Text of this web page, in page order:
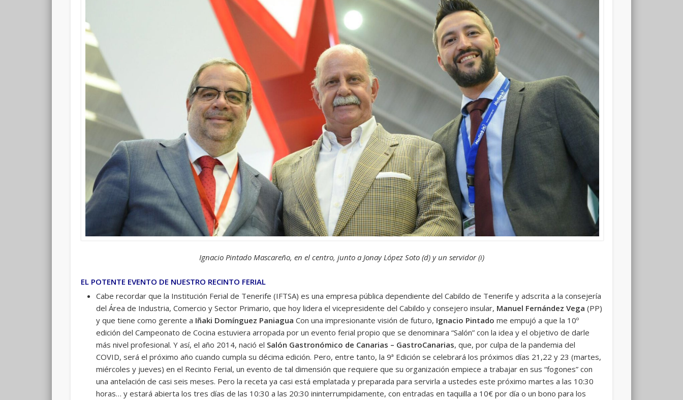
Ignacio Pintado Mascareño, en el centro, junto a Jonay López Soto (d) y un servidor (i)
EL POTENTE EVENTO DE NUESTRO RECINTO FERIAL
Cabe recordar que la Institución Ferial de Tenerife (IFTSA) es una empresa pública dependiente del Cabildo de Tenerife y adscrita a la consejería
del Área de Industria, Comercio y Sector Primario, que hoy lidera el vicepresidente del Cabildo y consejero insular, Manuel Fernández Vega (PP)
y que tiene como gerente a Iñaki Domínguez Paniagua Con una impresionante visión de futuro, Ignacio Pintado me empujó a que la 10º
edición del Campeonato de Cocina estuviera arropada por un evento ferial propio que se denominara “Salón” con la idea y el objetivo de darle
más nivel profesional. Y así, el año 2014, nació el Salón Gastronómico de Canarias – GastroCanarias, que, por culpa de la pandemia del
COVID, será el próximo año cuando cumpla su décima edición. Pero, entre tanto, la 9ª Edición se celebrará los próximos días 21,22 y 23 (martes,
miércoles y jueves) en el Recinto Ferial, un evento de tal dimensión que requiere que su organización empiece a trabajar en sus “fogones” con
una antelación de casi seis meses. Pero la receta ya casi está emplatada y preparada para servirla a ustedes este próximo martes a las 10:30
horas… y estará abierta los tres días de las 10:30 a las 20:30 ininterrumpidamente, con entradas en taquilla a 10€ por día o un bono para los